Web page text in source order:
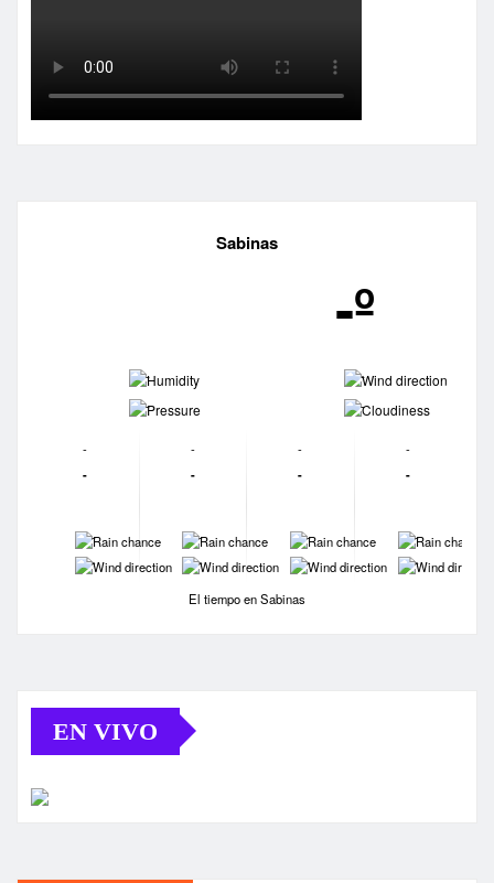
Sabinas
-º
-
-
-
-
-
-
-
-
-
-
-
-
-
-
-
-
-
-
-
-
El tiempo en Sabinas
EN VIVO